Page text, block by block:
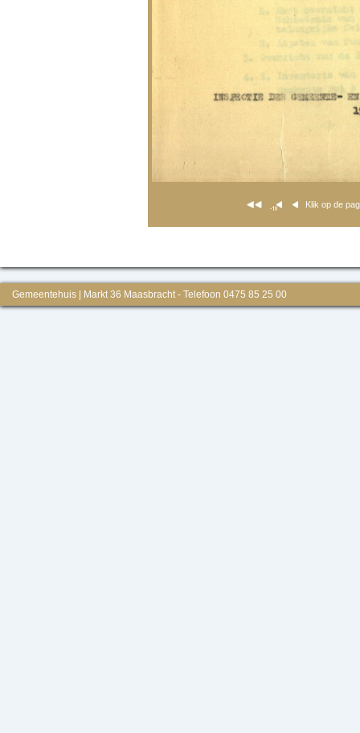
Klik op de
Gemeentehuis | Markt 36 Maasbracht - Telefoon 0475 85 25 00